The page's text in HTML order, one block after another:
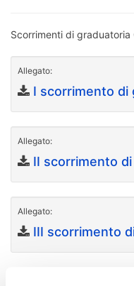
Scorrimenti di
Allegato:
I scorrimento di
Allegato:
II scorrimento
Allegato:
III scorrimento